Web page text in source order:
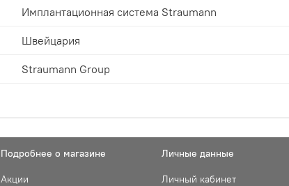
Имплантационная система Straumann
Швейцария
Straumann Group
Подробнее о магазине
Акции
Личные данные
Личный кабинет